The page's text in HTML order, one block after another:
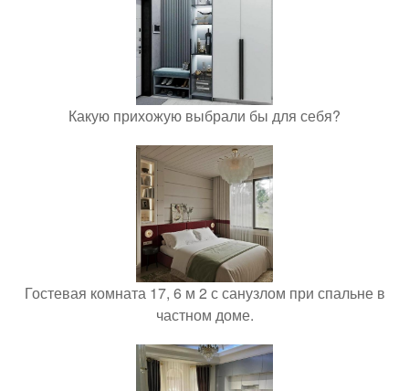
Какую прихожую выбрали бы для себя?
Гостевая комната 17, 6 м 2 с санузлом при спальне в
частном доме.